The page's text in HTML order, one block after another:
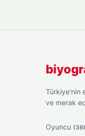
Türkiye'nin
ve merak
Oyuncu